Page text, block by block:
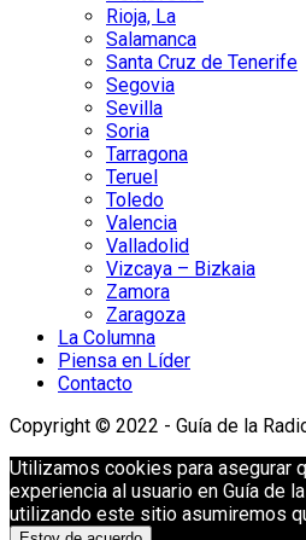
Rioja, La
Salamanca
Santa Cruz de Tenerife
Segovia
Sevilla
Soria
Tarragona
Teruel
Toledo
Valencia
Valladolid
Vizcaya – Bizkaia
Zamora
Zaragoza
La Columna
Piensa en Líder
Contacto
Copyright © 2022 - Guía de la
Utilizamos cookies para asegurar
experiencia al usuario en Guía de
utilizando este sitio asumiremos